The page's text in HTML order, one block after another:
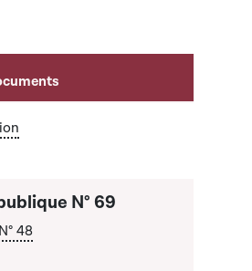
N° 69
48